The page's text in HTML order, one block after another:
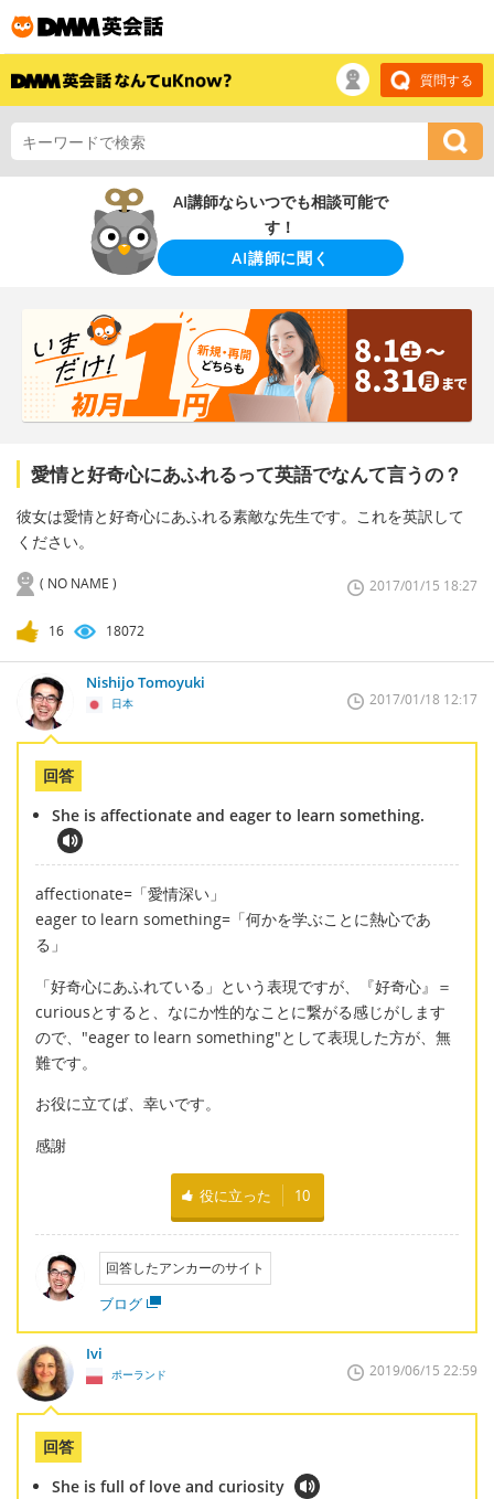
質問する
AI講師ならいつでも相談可能で
す！
AI講師に聞く
愛情と好奇心にあふれるって英語でなんて言うの？
彼女は愛情と好奇心にあふれる素敵な先生です。これを英訳して
ください。
( NO NAME ) 2017/01/15 18:27
16 18072
Nishijo Tomoyuki
日本 2017/01/18 12:17
回答
She is affectionate and eager to learn something.
affectionate=「愛情深い」
eager to learn something=「何かを学ぶことに熱心であ
る」
「好奇心にあふれている」という表現ですが、『好奇心』＝
curiousとすると、なにか性的なことに繋がる感じがします
ので、"eager to learn something"として表現した方が、無
難です。
お役に立てば、幸いです。
感謝
役に立った 10
回答したアンカーのサイト
ブログ
Ivi
ポーランド 2019/06/15 22:59
回答
She is full of love and curiosity